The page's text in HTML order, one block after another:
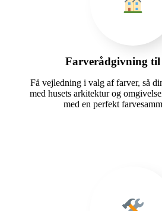
Farverådgivning til
Få vejledning i valg af farver, så
med husets arkitektur og
med en perfekt